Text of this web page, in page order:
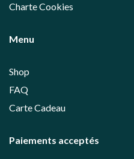
Charte Cookies
Menu
Shop
FAQ
Carte Cadeau
Paiements acceptés